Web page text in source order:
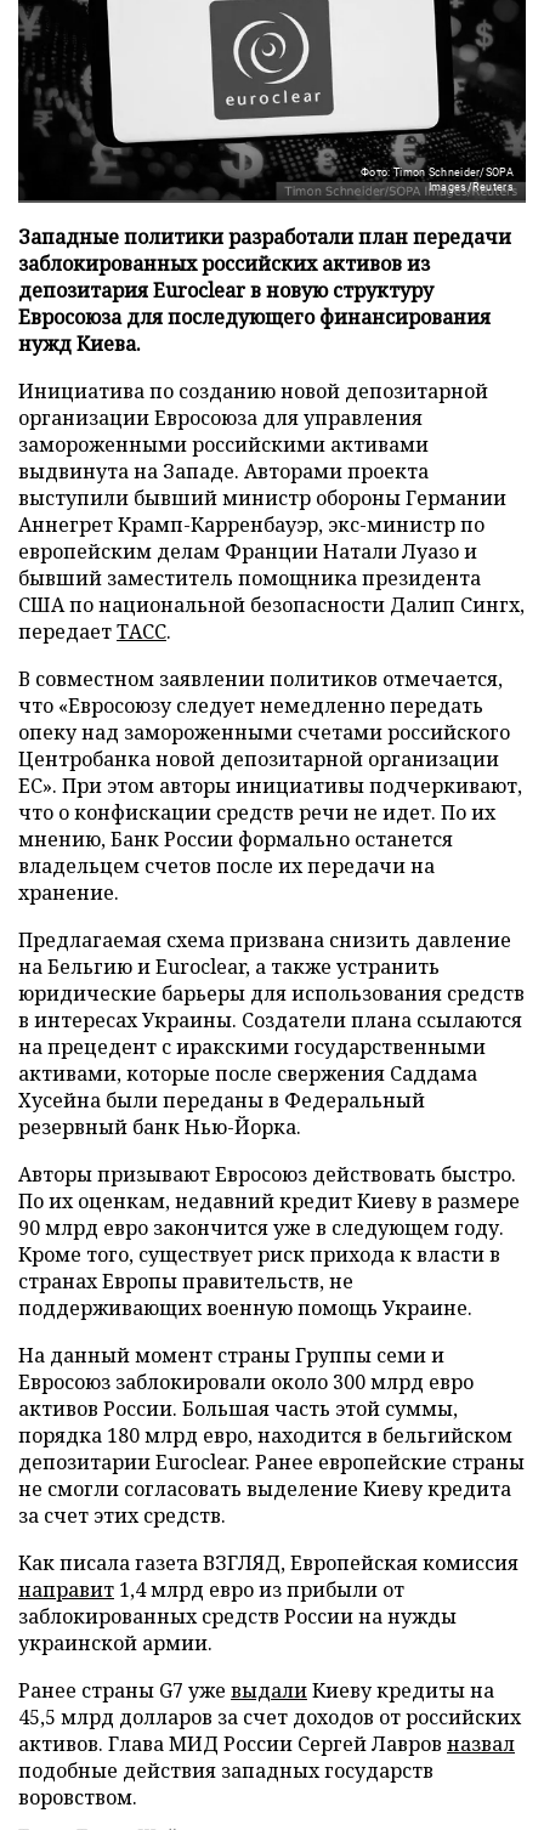
Фото: Timon Schneider/SOPA
Images/Reuters
Западные политики разработали план передачи
заблокированных российских активов из
депозитария Euroclear в новую структуру
Евросоюза для последующего финансирования
нужд Киева.
Инициатива по созданию новой депозитарной
организации Евросоюза для управления
замороженными российскими активами
выдвинута на Западе. Авторами проекта
выступили бывший министр обороны Германии
Аннегрет Крамп-Карренбауэр, экс-министр по
европейским делам Франции Натали Луазо и
бывший заместитель помощника президента
США по национальной безопасности Далип Сингх,
передаетТАСС.
В совместном заявлении политиков отмечается,
что «Евросоюзу следует немедленно передать
опеку над замороженными счетами российского
Центробанка новой депозитарной организации
ЕС». При этом авторы инициативы подчеркивают,
что о конфискации средств речи не идет. По их
мнению, Банк России формально останется
владельцем счетов после их передачи на
хранение.
Предлагаемая схема призвана снизить давление
на Бельгию и Euroclear, а также устранить
юридические барьеры для использования средств
в интересах Украины. Создатели плана ссылаются
на прецедент с иракскими государственными
активами, которые после свержения Саддама
Хусейна были переданы в Федеральный
резервный банк Нью-Йорка.
Авторы призывают Евросоюз действовать быстро.
По их оценкам, недавний кредит Киеву в размере
90 млрд евро закончится уже в следующем году.
Кроме того, существует риск прихода к власти в
странах Европы правительств, не
поддерживающих военную помощь Украине.
На данный момент страны Группы семи и
Евросоюз заблокировали около 300 млрд евро
активов России. Большая часть этой суммы,
порядка 180 млрд евро, находится в бельгийском
депозитарии Euroclear. Ранее европейские страны
не смогли согласовать выделение Киеву кредита
за счет этих средств.
Как писала газета ВЗГЛЯД, Европейская комиссия
направит 1,4 млрд евро из прибыли от
заблокированных средств России на нужды
украинской армии.
Ранее страны G7 уже выдалиКиеву кредиты на
45,5 млрд долларов за счет доходов от российских
активов. Глава МИД России Сергей Лавров назвал
подобные действия западных государств
воровством.